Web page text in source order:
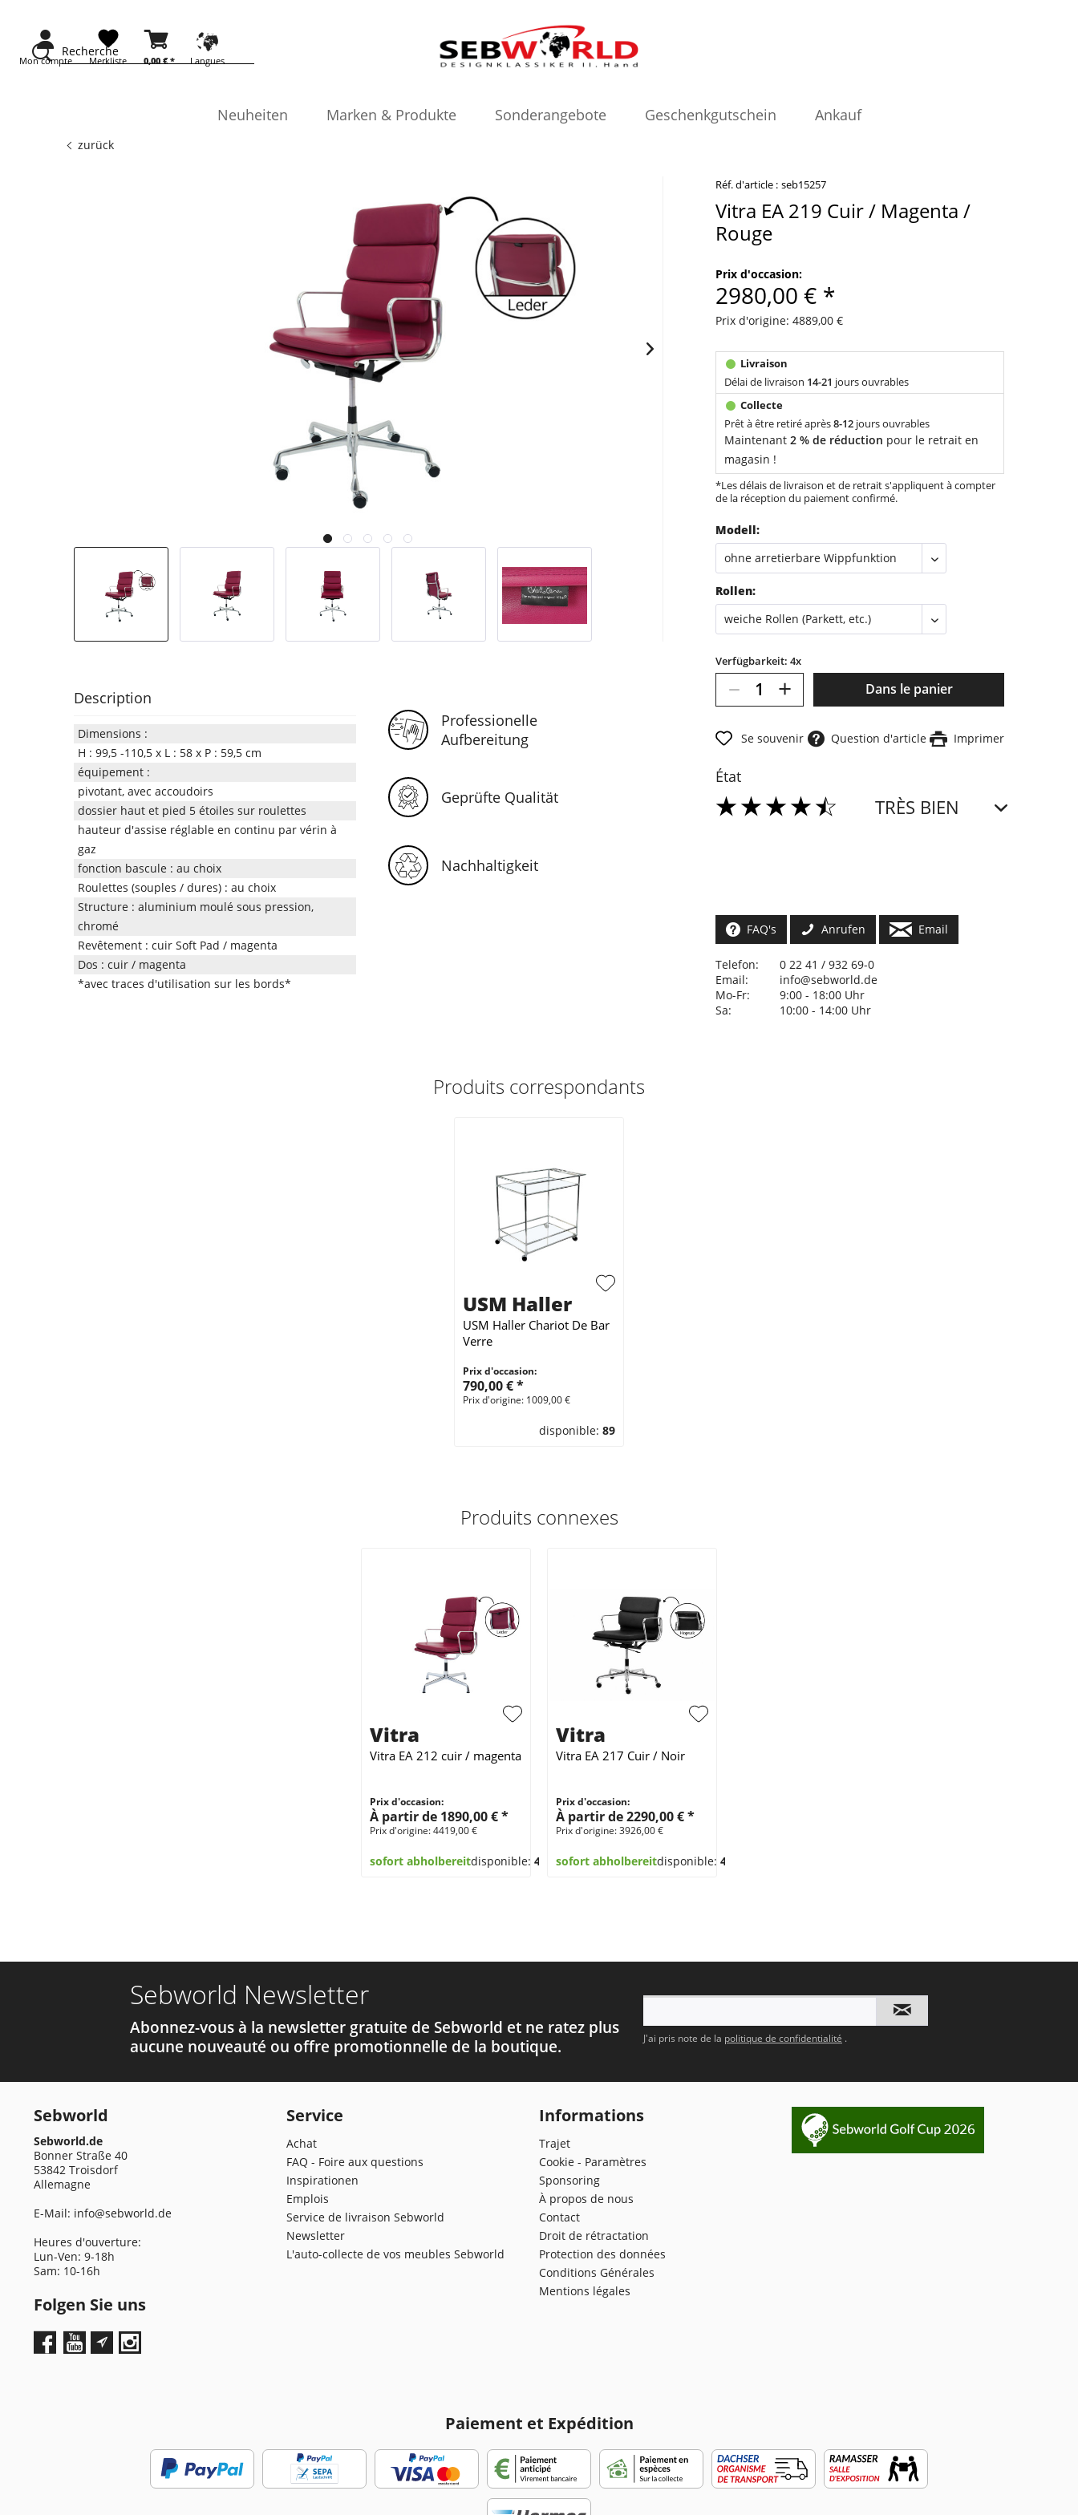
Recherche
Mon compte 0,00 € *
Merkliste Langues
Neuheiten Marken & Produkte Sonderangebote Geschenkgutschein Ankauf
zurück
Réf. d'article : seb15257
Vitra EA 219 Cuir / Magenta /
Rouge
Prix d'occasion:
2980,00 € *
Prix d'origine: 4889,00 €
Délai de livraison 14-21 jours ouvrables
Prêt à être retiré après8-12 jours ouvrables
Maintenant 2 % de réduction pour le retrait en
magasin !
*Les délais de livraison et de retrait s'appliquent à compter
de la réception du paiement confirmé.
Modell:
Rollen:
Verfügbarkeit: 4x
– + Dans le panier
Se souvenir Question d'article Imprimer
État
TRÈS BIEN
Description
Dimensions :
H : 99,5 -110,5 x L : 58 x P : 59,5 cm
équipement :
pivotant, avec accoudoirs
dossier haut et pied 5 étoiles sur roulettes
hauteur d'assise réglable en continu par vérin à
gaz
fonction bascule : au choix
Roulettes (souples / dures) : au choix
Structure : aluminium moulé sous pression,
chromé
Revêtement : cuir Soft Pad / magenta
Dos : cuir / magenta
*avec traces d'utilisation sur les bords*
Professionelle
Aufbereitung
Geprüfte Qualität
Nachhaltigkeit
FAQ's Anrufen Email
Telefon:
0 22 41 / 932 69-0
Email:
info@sebworld.de
Mo-Fr:
9:00 - 18:00 Uhr
Sa:
10:00 - 14:00 Uhr
Produits correspondants
USM Haller
USM Haller Chariot De Bar
Verre
Prix d'occasion:
790,00 € *
Prix d'origine: 1009,00 €
disponible: 89
Produits connexes
Vitra
Vitra EA 212 cuir / magenta
Prix d'occasion:
À partir de 1890,00 € *
Prix d'origine: 4419,00 €
sofort abholbereitdisponible: 4
Vitra
Vitra EA 217 Cuir / Noir
Prix d'occasion:
À partir de 2290,00 € *
Prix d'origine: 3926,00 €
sofort abholbereitdisponible: 42
Sebworld Newsletter
Abonnez-vous à la newsletter gratuite de Sebworld et ne ratez plus
aucune nouveauté ou offre promotionnelle de la boutique.
J'ai pris note de la politique de confidentialité .
Sebworld
Sebworld.de
Bonner Straße 40
53842 Troisdorf
Allemagne
E-Mail: info@sebworld.de
Heures d'ouverture:
Lun-Ven: 9-18h
Sam: 10-16h
Folgen Sie uns
Service
Achat
FAQ - Foire aux questions
Inspirationen
Emplois
Service de livraison Sebworld
Newsletter
L'auto-collecte de vos meubles Sebworld
Informations
Trajet
Cookie - Paramètres
Sponsoring
À propos de nous
Contact
Droit de rétractation
Protection des données
Conditions Générales
Mentions légales
Paiement et Expédition